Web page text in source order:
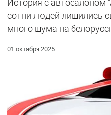
История с автосалоном
сотни людей лишились
много шума на
01 октября 2025